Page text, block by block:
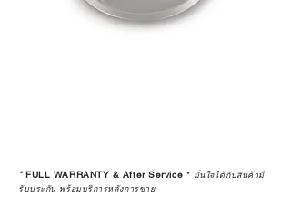
*FULL WARRANTY & After Service * มั่นใจได้กับสินค้ามี
รับประกัน พร้อมบริการหลังการขาย